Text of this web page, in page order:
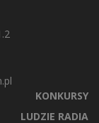
KONKURSY
LUDZIE RADIA